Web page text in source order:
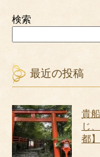
検索
最近の投稿
貴
じ
都】